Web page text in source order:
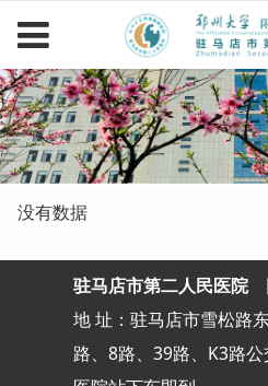
没有数据
驻马店市第二人民医院
地 址：驻马店市雪松路
路、8路、39路、K3路